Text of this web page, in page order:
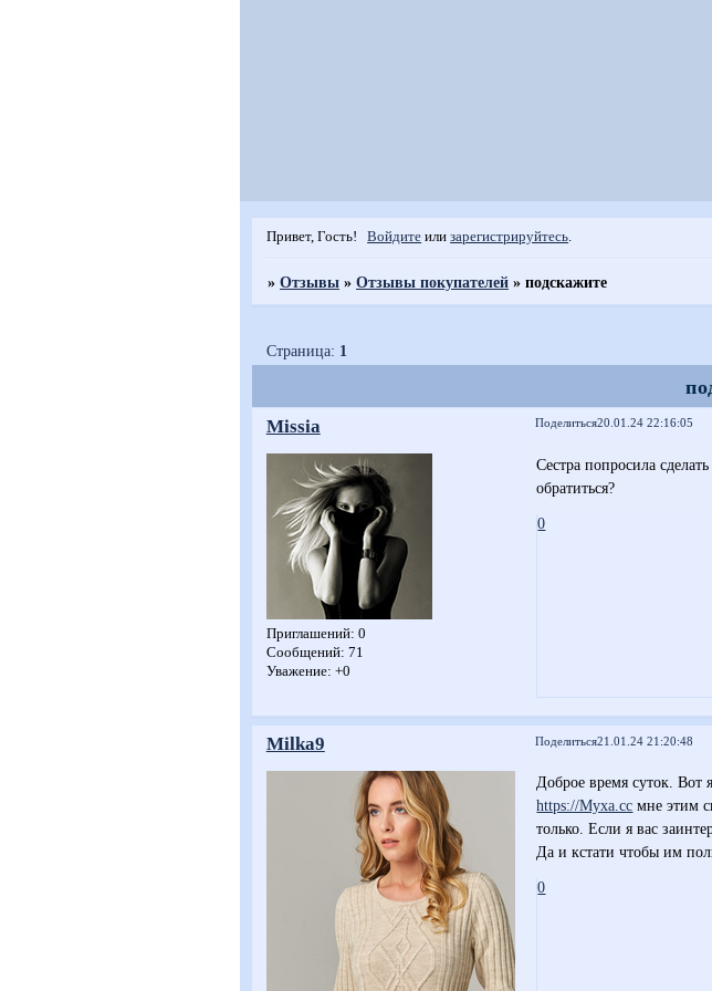
Привет, Гость! Войдите илизарегистрируйтесь.
»Отзывы »Отзывы покупателей »подскажите
Страница: 1
Поделиться20.01.24 22:16:05
Missia
Приглашений: 0
Сообщений: 71
Уважение: +0
Сестра попросила
обратиться?
0
Поделиться21.01.24 21:20:48
Milka9
Доброе время суток. Вот
https://Myxa.cc мне этим
только. Если я вас
Да и кстати чтобы им
0